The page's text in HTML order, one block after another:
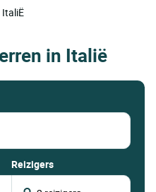
in Italië
Reizigers